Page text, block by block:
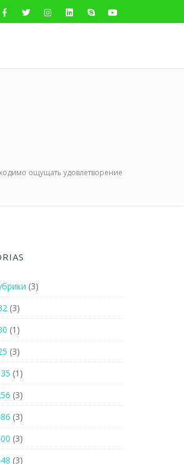
ощущать удовлетворение
(3)
(3)
(1)
(3)
(1)
(3)
(3)
(3)
(3)